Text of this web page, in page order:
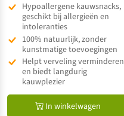
4.83
Hypoallergene kauwsnacks,
geschikt bij allergieën en
intoleranties
100% natuurlijk, zonder
kunstmatige toevoegingen
Helpt verveling verminderen
en biedt langdurig
kauwplezier
In winkelwagen